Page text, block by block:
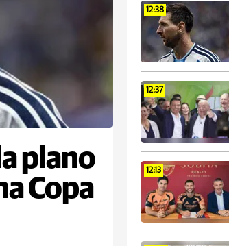
plano
Copa
12:38
12:37
12:13